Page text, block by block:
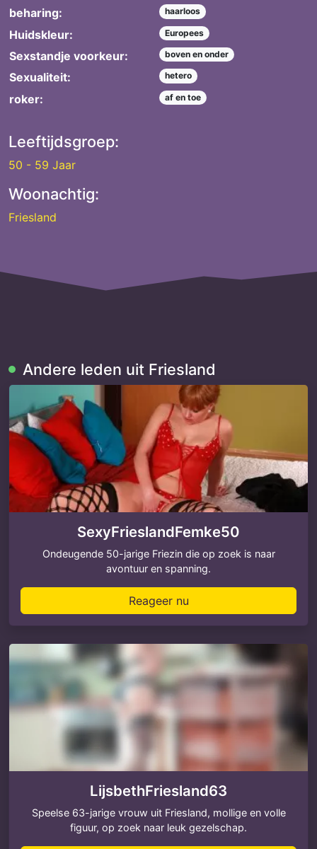
beharing: haarloos
Huidskleur: Europees
Sexstandje voorkeur: boven en onder
Sexualiteit: hetero
roker: af en toe
Leeftijdsgroep:
50 - 59 Jaar
Woonachtig:
Friesland
Andere leden uit Friesland
SexyFrieslandFemke50
Ondeugende 50-jarige Friezin die op zoek is naar
avontuur en spanning.
Reageer nu
LijsbethFriesland63
Speelse 63-jarige vrouw uit Friesland, mollige en volle
figuur, op zoek naar leuk gezelschap.